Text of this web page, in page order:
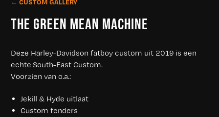
← CUSTOM GALLERY
THE GREEN MEAN MACHINE
Deze Harley-Davidson fatboy custom uit 2019 is een
echte South-East Custom.
Voorzien van o.a.:
Jekill & Hyde uitlaat
Custom fenders